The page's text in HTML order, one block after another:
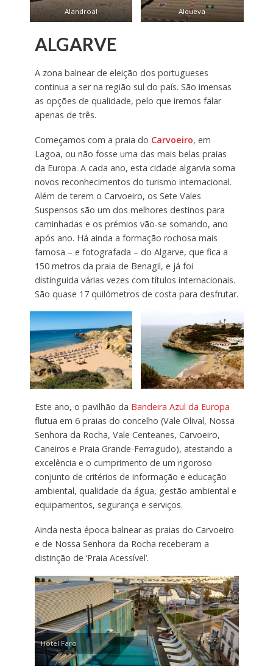
Alandroal Alqueva
ALGARVE
A zona balnear de eleição dos portugueses
continua a ser na região sul do país. São imensas
as opções de qualidade, pelo que iremos falar
apenas de três.
Começamos com a praia do Carvoeiro, em
Lagoa, ou não fosse uma das mais belas praias
da Europa. A cada ano, esta cidade algarvia soma
novos reconhecimentos do turismo internacional.
Além de terem o Carvoeiro, os Sete Vales
Suspensos são um dos melhores destinos para
caminhadas e os prémios vão-se somando, ano
após ano. Há ainda a formação rochosa mais
famosa – e fotografada – do Algarve, que fica a
150 metros da praia de Benagil, e já foi
distinguida várias vezes com títulos internacionais.
São quase 17 quilómetros de costa para desfrutar.
Este ano, o pavilhão da Bandeira Azul da Europa
flutua em 6 praias do concelho (Vale Olival, Nossa
Senhora da Rocha, Vale Centeanes, Carvoeiro,
Caneiros e Praia Grande-Ferragudo), atestando a
excelência e o cumprimento de um rigoroso
conjunto de critérios de informação e educação
ambiental, qualidade da água, gestão ambiental e
equipamentos, segurança e serviços.
Ainda nesta época balnear as praias do Carvoeiro
e de Nossa Senhora da Rocha receberam a
distinção de ‘Praia Acessível’.
Hotel Faro